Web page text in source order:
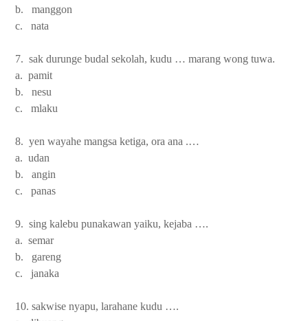
b. manggon
c. nata
7. sak durunge budal sekolah, kudu … marang wong tuwa.
a. pamit
b. nesu
c. mlaku
8. yen wayahe mangsa ketiga, ora ana .…
a. udan
b. angin
c. panas
9. sing kalebu punakawan yaiku, kejaba ….
a. semar
b. gareng
c. janaka
10. sakwise nyapu, larahane kudu ….